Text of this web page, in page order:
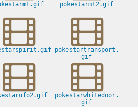
pokestarmt2.gif
pokestartransport.
gif
pokestarwhitedoor.
gif